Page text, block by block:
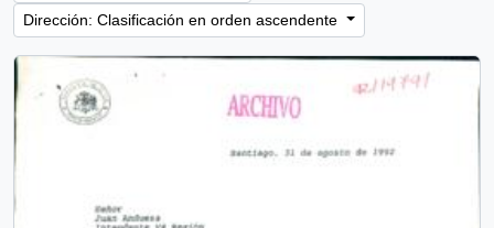
Dirección: Clasificación en orden ascendente